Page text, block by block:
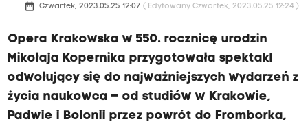
date_range Czwartek, 2023.05.25 12:07 ( Edytowany Czwartek, 2023.05.25 12:24 )
Opera Krakowska w 550. rocznicę urodzin
Mikołaja Kopernika przygotowała spektakl
odwołujący się do najważniejszych wydarzeń z
życia naukowca – od studiów w Krakowie,
Padwie i Bolonii przez powrót do Fromborka,